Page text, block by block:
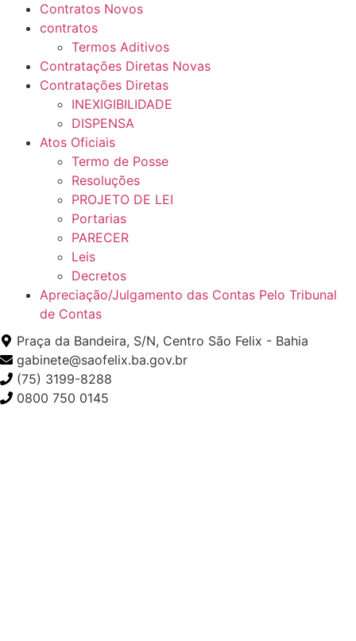
Contratos Novos
contratos
Termos Aditivos
Contratações Diretas Novas
Contratações Diretas
INEXIGIBILIDADE
DISPENSA
Atos Oficiais
Termo de Posse
Resoluções
PROJETO DE LEI
Portarias
PARECER
Leis
Decretos
Apreciação/Julgamento das Contas Pelo Tribunal
de Contas
Praça da Bandeira, S/N, Centro São Felix - Bahia
gabinete@saofelix.ba.gov.br
(75) 3199-8288
0800 750 0145